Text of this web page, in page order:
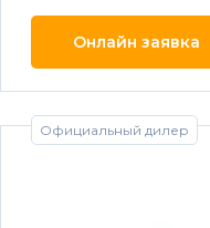
Онлайн заявка
Официальный дилер